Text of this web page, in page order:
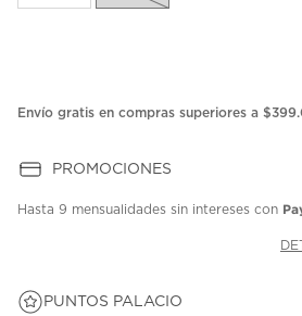
Envío gratis en compras superiores a
PROMOCIONES
Hasta 9 mensualidades sin intereses con
PUNTOS PALACIO